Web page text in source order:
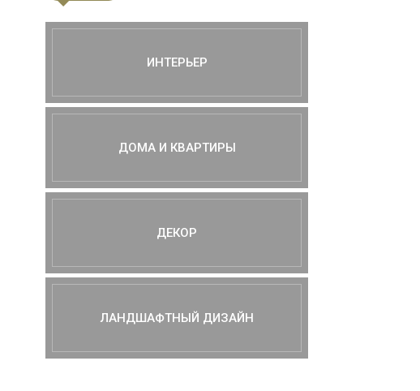
ИНТЕРЬЕР
ДОМА И КВАРТИРЫ
ДЕКОР
ЛАНДШАФТНЫЙ ДИЗАЙН